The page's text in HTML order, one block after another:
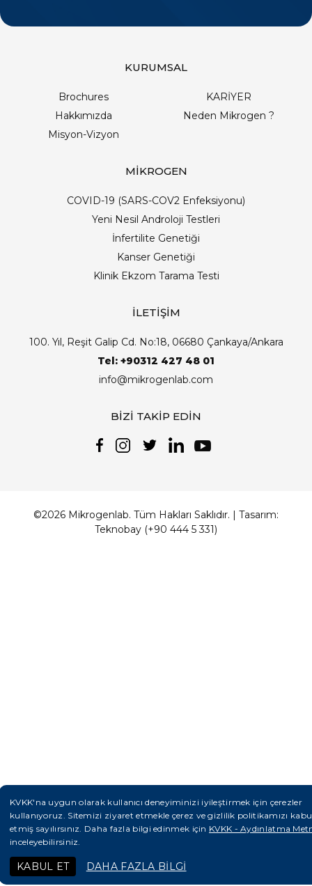
KURUMSAL
Brochures
KARİYER
Hakkımızda
Neden Mikrogen ?
Misyon-Vizyon
MİKROGEN
COVID-19 (SARS-COV2 Enfeksiyonu)
Yeni Nesil Androloji Testleri
İnfertilite Genetiği
Kanser Genetiği
Klinik Ekzom Tarama Testi
İLETİŞİM
100. Yıl, Reşit Galip Cd. No:18, 06680 Çankaya/Ankara
Tel: +90312 427 48 01
info@mikrogenlab.com
BİZİ TAKİP EDİN
©2026 Mikrogenlab. Tüm Hakları Saklıdır. | Tasarım:
Teknobay (+90 444 5 331)
KVKK'na uygun olarak kullanıcı deneyiminizi iyileştirmek için çerezler
kullanıyoruz. Sitemizi ziyaret etmekle çerez ve gizlilik politikamızı
etmiş sayılırsınız. Daha fazla bilgi edinmek için KVKK - Aydınlatma
inceleyebilirsiniz.
KABUL ET DAHA FAZLA BİLGİ